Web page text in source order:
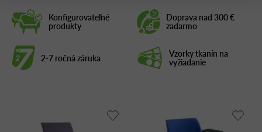
Konfigurovateľné
produkty
Doprava nad 300 €
zadarmo
2-7 ročná záruka Vzorky tkanín na
vyžiadanie